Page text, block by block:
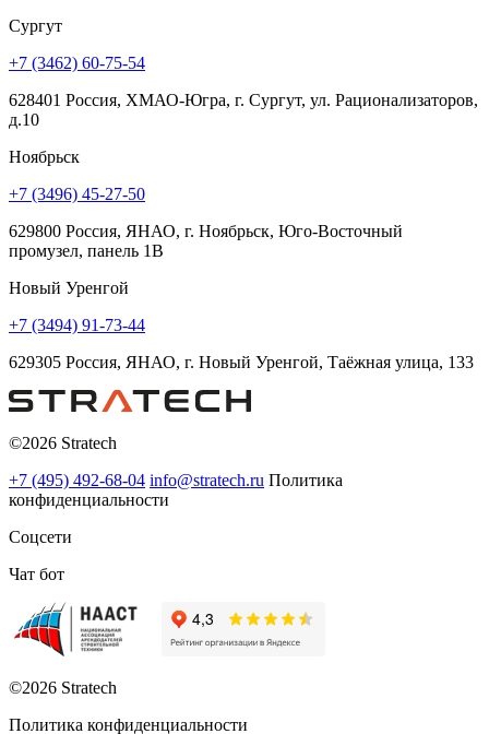
Сургут
+7 (3462) 60-75-54
628401 Россия, ХМАО-Югра, г. Сургут, ул. Рационализаторов,
д.10
Ноябрьск
+7 (3496) 45-27-50
629800 Россия, ЯНАО, г. Ноябрьск, Юго-Восточный
промузел, панель 1В
Новый Уренгой
+7 (3494) 91-73-44
629305 Россия, ЯНАО, г. Новый Уренгой, Таёжная улица, 133
©2026 Stratech
+7 (495) 492-68-04 info@stratech.ru Политика
конфиденциальности
Соцсети
Чат бот
©2026 Stratech
Политика конфиденциальности